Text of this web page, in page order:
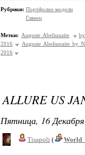
Рубрики: Портфолио модели
Глянец
Метки: Auguste Abeliunaite
2016
Auguste Abeliunaite by
2016
ALLURE US
Пятница, 16
Tisapoli (